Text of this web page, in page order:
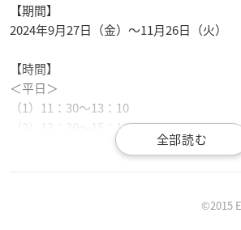
【期間】
2024年9月27日（金）～11月26日（火）
【時間】
＜平日＞
（1）11：30～13：10
（2）13：30～15：10
（3）15：30～17：10
©2015